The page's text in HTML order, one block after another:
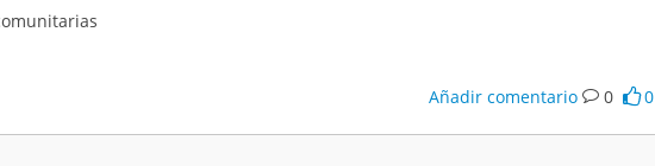
Añadir comentario 0 0